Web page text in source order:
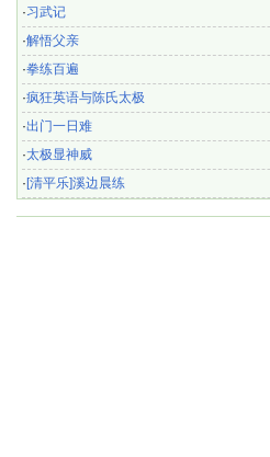
·习武记
·解悟父亲
·拳练百遍
·疯狂英语与陈氏太极
·出门一日难
·太极显神威
· [清平乐]溪边晨练